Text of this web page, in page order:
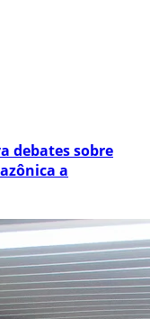
debates sobre
a